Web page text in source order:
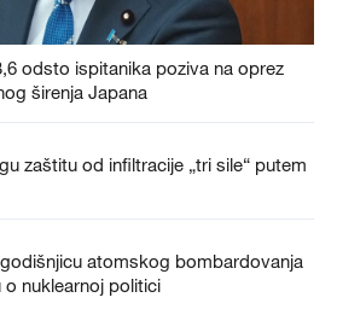
odsto ispitanika poziva na oprez
širenja Japana
zaštitu od infiltracije „tri sile“ putem
atomskog bombardovanja
nuklearnoj politici